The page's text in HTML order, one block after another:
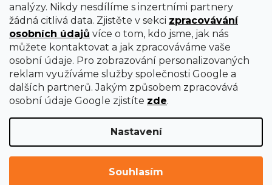
analýzy. Nikdy nesdílíme s inzertními partnery
žádná citlivá data. Zjistěte v sekci zpracovávání
osobních údajů více o tom, kdo jsme, jak nás
můžete kontaktovat a jak zpracováváme vaše
osobní údaje. Pro zobrazování personalizovaných
reklam využíváme služby společnosti Google a
dalších partnerů. Jakým způsobem zpracovává
osobní údaje Google zjistíte zde.
Nastavení
Souhlasím
nastavení cookies